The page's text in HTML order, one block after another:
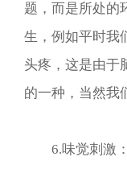
题，而是所处的
生，例如平时我
头疼，这是由于
的一种，当然我
6.味觉刺激：